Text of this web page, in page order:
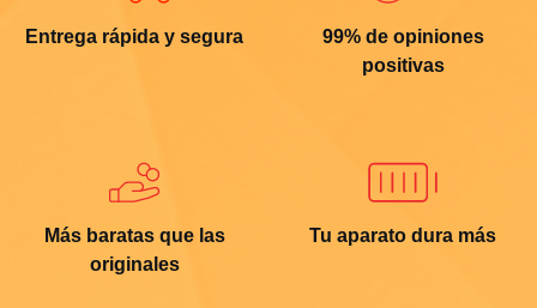
Entrega rápida y segura
99% de opiniones
positivas
Más baratas que las
originales
Tu aparato dura más